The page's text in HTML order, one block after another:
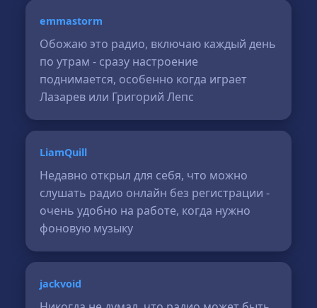
emmastorm
Обожаю это радио, включаю каждый день
по утрам - сразу настроение
поднимается, особенно когда играет
Лазарев или Григорий Лепс
LiamQuill
Недавно открыл для себя, что можно
слушать радио онлайн без регистрации -
очень удобно на работе, когда нужно
фоновую музыку
jackvoid